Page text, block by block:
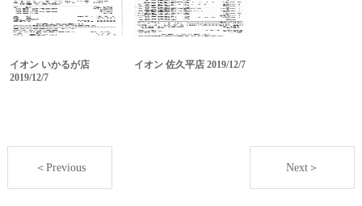
イオン いかるが店
2019/12/7
イオン 佐久平店 2019/12/7
＜Previous Next＞